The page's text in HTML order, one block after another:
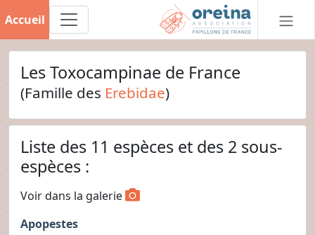
Accueil
Les Toxocampinae de France
(Famille des Erebidae)
Liste des 11 espèces et des 2 sous-
espèces :
Voir dans la galerie
Apopestes